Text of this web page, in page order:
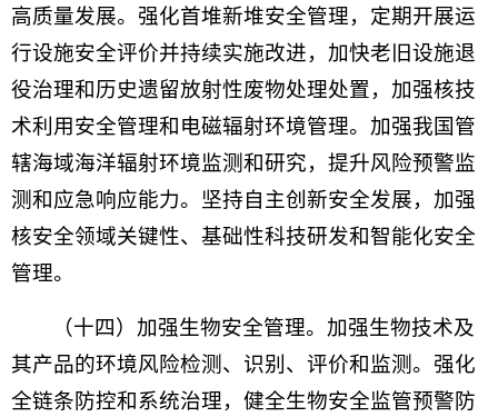
高质量发展。强化首堆新堆安全管理，定期开展运
行设施安全评价并持续实施改进，加快老旧设施退
役治理和历史遗留放射性废物处理处置，加强核技
术利用安全管理和电磁辐射环境管理。加强我国管
辖海域海洋辐射环境监测和研究，提升风险预警监
测和应急响应能力。坚持自主创新安全发展，加强
核安全领域关键性、基础性科技研发和智能化安全
管理。
（十四）加强生物安全管理。加强生物技术及
其产品的环境风险检测、识别、评价和监测。强化
全链条防控和系统治理，健全生物安全监管预警防